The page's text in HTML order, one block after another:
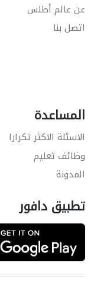
عن عالم أطلس
اتصل بنا
المساعدة
الاسئلة الاكثر تكرارا
وظائف تعليم
المدونة
تطبيق دافور